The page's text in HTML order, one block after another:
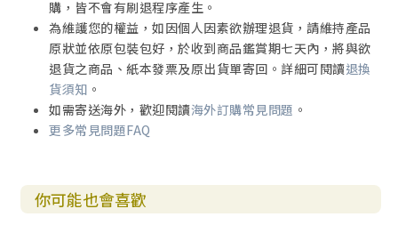
購，皆不會有刷退程序產生。
為維護您的權益，如因個人因素欲辦理退貨，請維持產品
原狀並依原包裝包好，於收到商品鑑賞期七天內，將與欲
退貨之商品、紙本發票及原出貨單寄回。詳細可閱讀退換
貨須知 。
如需寄送海外，歡迎閱讀海外訂購常見問題 。
更多常見問題FAQ
你可能也會喜歡